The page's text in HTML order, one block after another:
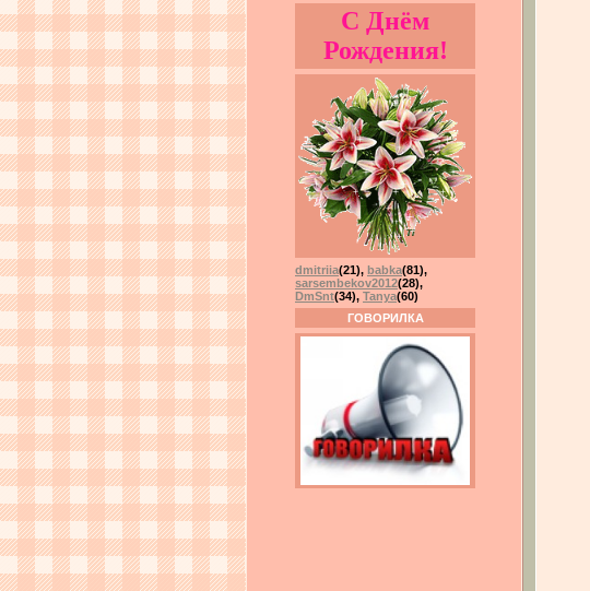
С Днём
Рождения!
dmitriia(21), babka(81),
sarsembekov2012(28),
DmSnt(34), Tanya(60)
ГОВОРИЛКА